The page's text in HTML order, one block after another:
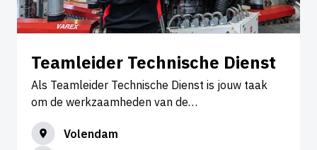
Teamleider Technische Dienst
Als Teamleider Technische Dienst is jouw taak
om de werkzaamheden van de…
Volendam